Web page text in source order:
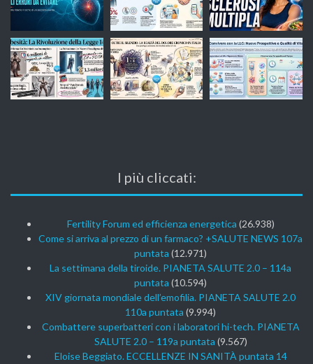
I più cliccati:
Fertility Forum ed efficienza energetica (26.938)
Come si arriva al prezzo di un farmaco? +SALUTE NEWS 107a
puntata (12.971)
La settimana della tiroide. PIANETA SALUTE 2.0 – 114a
puntata (10.594)
XIV giornata mondiale dell’emofilia. PIANETA SALUTE 2.0
110a puntata (9.994)
Combattere superbatteri con i laboratori hi-tech. PIANETA
SALUTE 2.0 – 119a puntata (9.567)
Eloise Beggiato. ECCELLENZE IN SANITÀ puntata 14